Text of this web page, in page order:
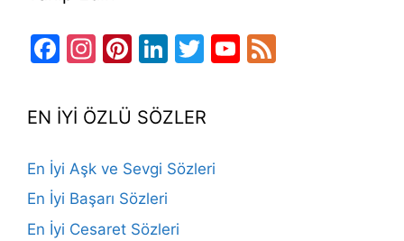
Facebook
Instagram
Pinterest
LinkedIn
TwitterYouTube
EN İYİ ÖZLÜ SÖZLER
En İyi Aşk ve Sevgi Sözleri
En İyi Başarı Sözleri
En İyi Cesaret Sözleri